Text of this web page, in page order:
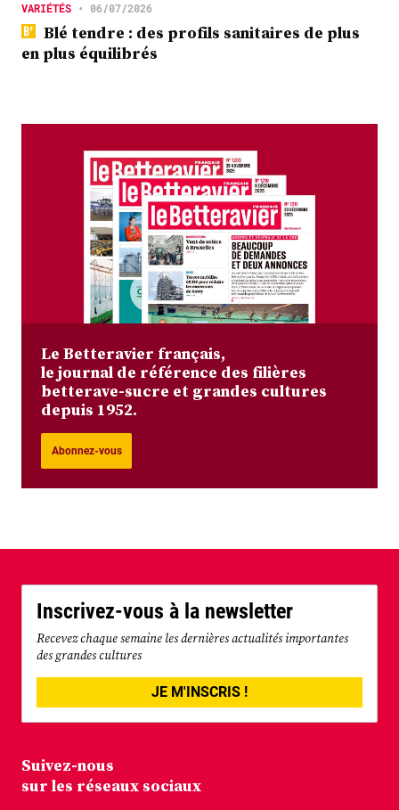
VARIÉTÉS • 06/07/2026
Blé tendre : des profils sanitaires de plus
en plus équilibrés
Le Betteravier français,
le journal de référence des filières
betterave-sucre et grandes cultures
depuis 1952.
Abonnez-vous
Inscrivez-vous à la newsletter
Recevez chaque semaine les dernières actualités importantes
des grandes cultures
JE M'INSCRIS !
Suivez-nous
sur les réseaux sociaux